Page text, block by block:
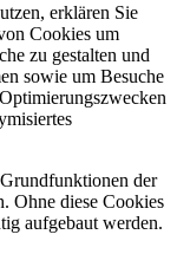
erklären Sie
Cookies um
zu gestalten und
sowie um Besuche
der
Ohne diese Cookies
aufgebaut werden.